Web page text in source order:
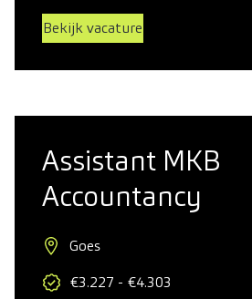
Bekijk vacature
Assistant MKB
Accountancy
Goes
€3.227 - €4.303